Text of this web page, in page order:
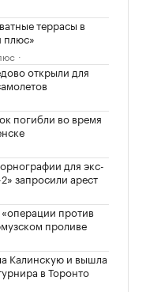
террасы в
плюс»
открыли для
погибли во время
для экс-
запросили арест
против
проливе
Калинскую и вышла
в Торонто